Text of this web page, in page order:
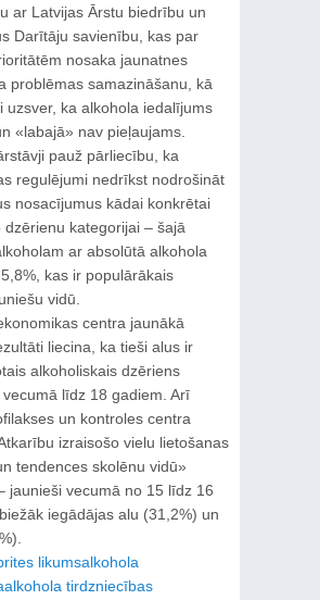
ar Latvijas Ārstu biedrību un
Darītāju savienību, kas par
nosaka jaunatnes
problēmas samazināšanu, kā
uzsver, ka alkohola iedalījums
«labajā» nav pieļaujams.
pauž pārliecību, ka
regulējumi nedrīkst nodrošināt
nosacījumus kādai konkrētai
dzērienu kategorijai – šajā
ar absolūtā alkohola
kas ir populārākais
vidū.
centra jaunākā
liecina, ka tieši alus ir
alkoholiskais dzēriens
līdz 18 gadiem. Arī
un kontroles centra
izraisošo vielu lietošanas
tendences skolēnu vidū»
jaunieši vecumā no 15 līdz 16
iegādājas alu (31,2%) un
likumsalkohola
alkohola tirdzniecības